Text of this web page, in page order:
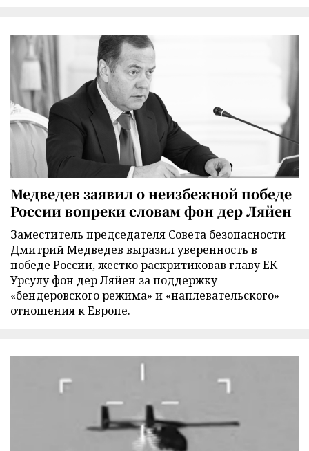
Медведев заявил о неизбежной победе
России вопреки словам фон дер Ляйен
Заместитель председателя Совета безопасности
Дмитрий Медведев выразил уверенность в
победе России, жестко раскритиковав главу ЕК
Урсулу фон дер Ляйен за поддержку
«бендеровского режима» и «наплевательского»
отношения к Европе.